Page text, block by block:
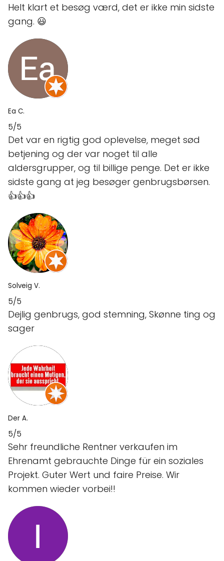
Helt klart et besøg værd, det er ikke min sidste
gang. 😃
Ea C.
5/5
Det var en rigtig god oplevelse, meget sød
betjening og der var noget til alle
aldersgrupper, og til billige penge. Det er ikke
sidste gang at jeg besøger genbrugsbørsen.
👍👍👍
Solveig V.
5/5
Dejlig genbrugs, god stemning, Skønne ting og
sager
Der A.
5/5
Sehr freundliche Rentner verkaufen im
Ehrenamt gebrauchte Dinge für ein soziales
Projekt. Guter Wert und faire Preise. Wir
kommen wieder vorbei!!